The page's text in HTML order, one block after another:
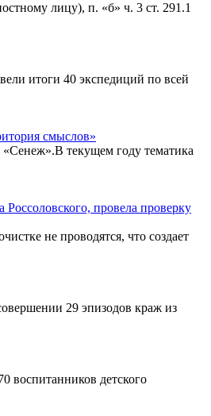
лицу), п. «б» ч. 3 ст. 291.1
итоги 40 экспедиций по всей
смыслов»
«Сенеж».В текущем году тематика
провела проверку
не проводятся, что создает
29 эпизодов краж из
воспитанников детского